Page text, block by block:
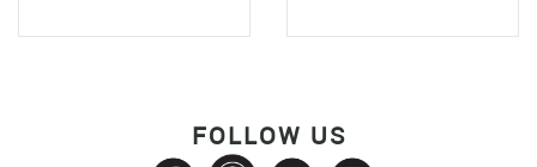
เสีย ให้กลับมามีชีวิตชีวา
ชวนหลงใหล
FOLLOW US